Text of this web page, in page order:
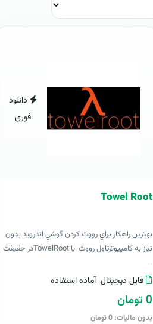
دانلود
فوری
Towel Root
بهترين راهکار براي رووت کردن گوشي اندرويد بدون
نياز به کامپيوترتاول رووت يا TowelRootدر حقيقت
..
فایل دیجیتال آماده استفاده
0 تومان
بدون مالیات: 0 تومان